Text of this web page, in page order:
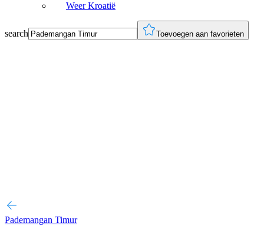
Weer Kroatië
search Toevoegen aan favorieten
Pademangan Timur